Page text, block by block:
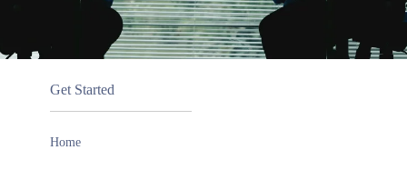
Get Started
Home